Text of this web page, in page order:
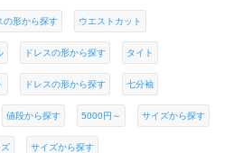
の形から探す ウエストカット
ドレスの形から探す タイト
ドレスの形から探す 七分袖
値段から探す 5000円～ サイズから探す
サイズから探す